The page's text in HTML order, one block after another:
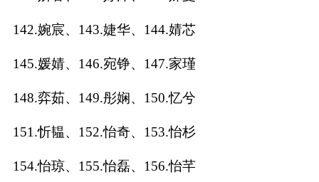
142.婉宸、143.婕华、144.婧芯
145.媛婧、146.宛铮、147.家瑾
148.弈茹、149.彤娴、150.忆兮
151.忻韫、152.怡奇、153.怡杉
154.怡琼、155.怡磊、156.怡芊